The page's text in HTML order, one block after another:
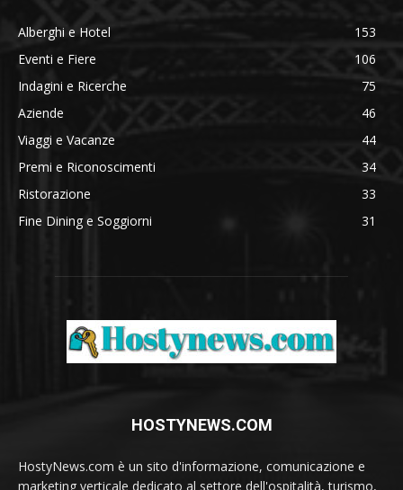
Alberghi e Hotel
153
Eventi e Fiere
106
Indagini e Ricerche
75
Aziende
46
Viaggi e Vacanze
44
Premi e Riconoscimenti
34
Ristorazione
33
Fine Dining e Soggiorni
31
HOSTYNEWS.COM
HostyNews.com è un sito d'informazione, comunicazione e
marketing verticale dedicato al settore dell'ospitalità, turismo,